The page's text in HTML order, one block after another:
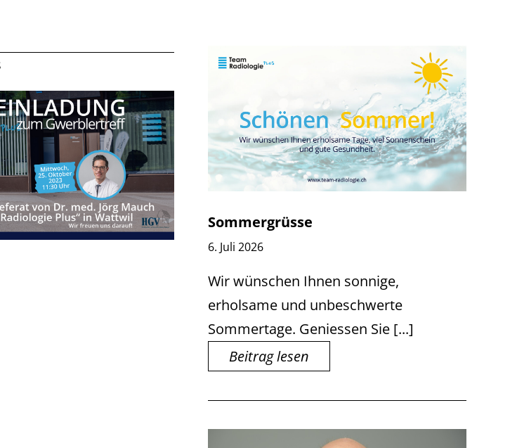
Sommergrüsse
6. Juli 2026
Wir wünschen Ihnen sonnige,
erholsame und unbeschwerte
Sommertage. Geniessen Sie [...]
Beitrag lesen